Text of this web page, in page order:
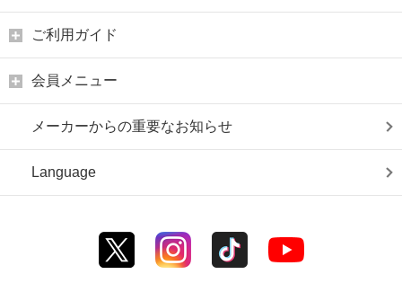
ご利用ガイド
会員メニュー
メーカーからの重要なお知らせ
Language